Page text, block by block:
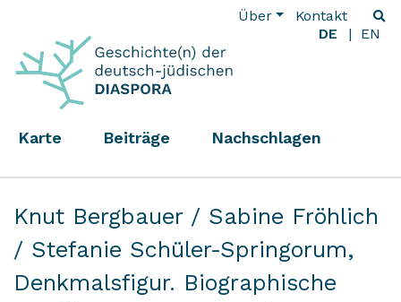
Über
Kontakt
DE
EN
Karte Beiträge Nachschlagen
Knut Bergbauer / Sabine Fröhlich
/ Stefanie Schüler-Springorum,
Denkmalsfigur. Biographische